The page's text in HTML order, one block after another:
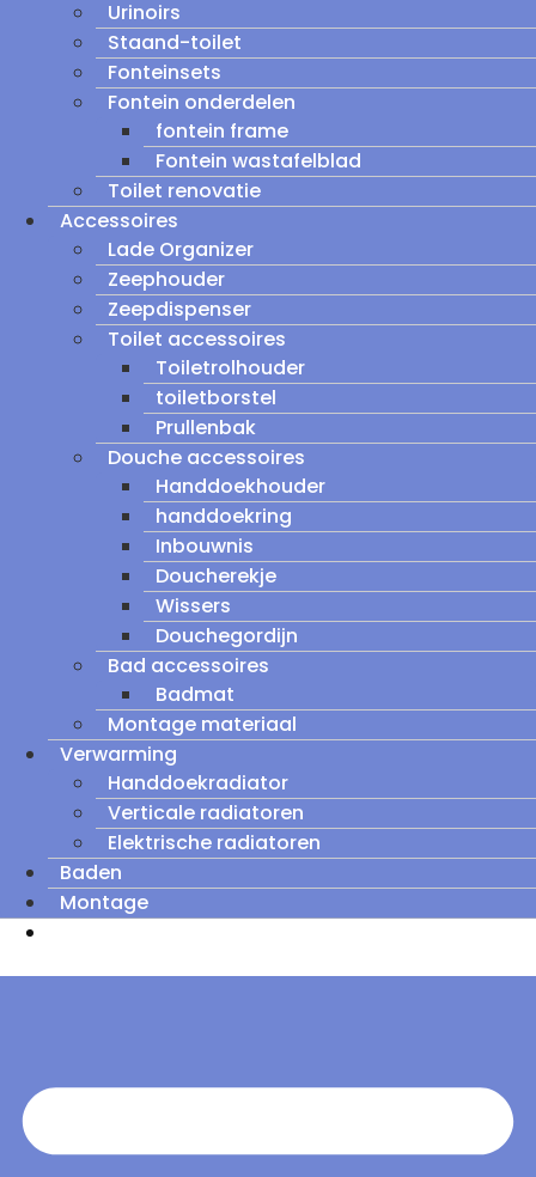
Urinoirs
Staand-toilet
Fonteinsets
Fontein onderdelen
fontein frame
Fontein wastafelblad
Toilet renovatie
Accessoires
Lade Organizer
Zeephouder
Zeepdispenser
Toilet accessoires
Toiletrolhouder
toiletborstel
Prullenbak
Douche accessoires
Handdoekhouder
handdoekring
Inbouwnis
Doucherekje
Wissers
Douchegordijn
Bad accessoires
Badmat
Montage materiaal
Verwarming
Handdoekradiator
Verticale radiatoren
Elektrische radiatoren
Baden
Montage